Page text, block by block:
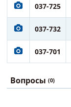
037-725
037-732
037-701
Вопросы (0)